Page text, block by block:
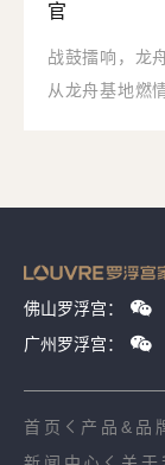
官
战鼓擂响，龙
从龙舟基地燃
佛山罗浮宫：
广州罗浮宫：
首页 产品&品